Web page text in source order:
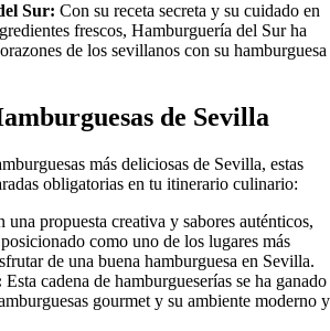
Sur: Con su receta secreta y su cuidado en
frescos, Hamburguería del Sur ha
de los sevillanos con su hamburguesa
de Sevilla
más deliciosas de Sevilla, estas
obligatorias en tu itinerario culinario:
una propuesta creativa y sabores auténticos,
como uno de los lugares más
de una buena hamburguesa en Sevilla.
Esta cadena de hamburgueserías se ha ganado
gourmet y su ambiente moderno y